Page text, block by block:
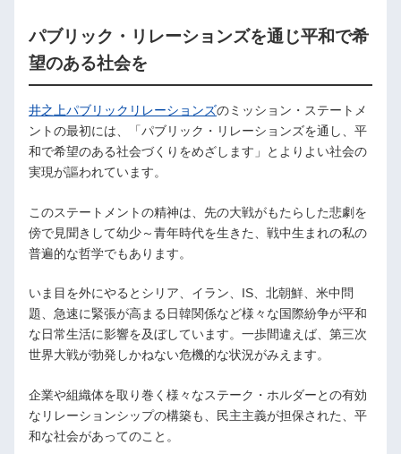
パブリック・リレーションズを通じ平和で希
望のある社会を
井之上パブリックリレーションズのミッション・ステートメ
ントの最初には、「パブリック・リレーションズを通し、平
和で希望のある社会づくりをめざします」とよりよい社会の
実現が謳われています。
このステートメントの精神は、先の大戦がもたらした悲劇を
傍で見聞きして幼少～青年時代を生きた、戦中生まれの私の
普遍的な哲学でもあります。
いま目を外にやるとシリア、イラン、IS、北朝鮮、米中問
題、急速に緊張が高まる日韓関係など様々な国際紛争が平和
な日常生活に影響を及ぼしています。一歩間違えば、第三次
世界大戦が勃発しかねない危機的な状況がみえます。
企業や組織体を取り巻く様々なステーク・ホルダーとの有効
なリレーションシップの構築も、民主主義が担保された、平
和な社会があってのこと。